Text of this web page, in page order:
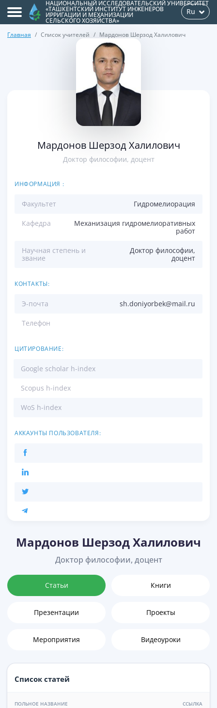
НАЦИОНАЛЬНЫЙ ИССЛЕДОВАТЕЛЬСКИЙ УНИВЕРСИТЕТ
«ТАШКЕНТСКИЙ ИНСТИТУТ ИНЖЕНЕРОВ
ИРРИГАЦИИ И МЕХАНИЗАЦИИ
СЕЛЬСКОГО ХОЗЯЙСТВА»
Ru
Главная Список учителей Мардонов Шерзод Халилович
Мардонов Шерзод Халилович
Доктор философии, доцент
ИНФОРМАЦИЯ :
Факультет Гидромелиорация
Кафедра
Механизация гидромелиоративных
работ
Научная степень и
звание
Доктор философии,
доцент
КОНТАКТЫ:
Э-почта sh.doniyorbek@mail.ru
Телефон
ЦИТИРОВАНИЕ:
Google scholar h-index
Scopus h-index
WoS h-index
АККАУНТЫ ПОЛЬЗОВАТЕЛЯ:
Мардонов Шерзод Халилович
Доктор философии, доцент
Статьи Книги
Презентации Проекты
Мероприятия Видеоуроки
Список статей
ПОЛЬНОЕ НАЗВАНИЕ ССЫЛКА